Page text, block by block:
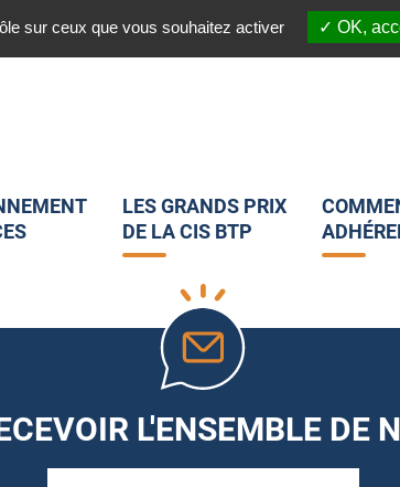
45 82 25 Nous suivre sur les réseaux
LES GRANDS PRIX
DE LA CIS BTP
L'ENSEMBLE DE
sur ceux que vous souhaitez activer OK,